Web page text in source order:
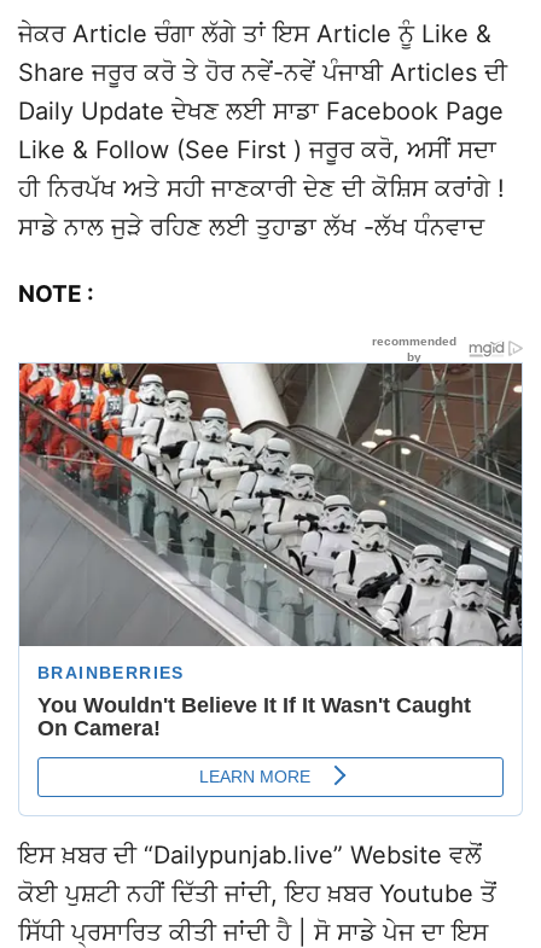
ਜੇਕਰ Article ਚੰਗਾ ਲੱਗੇ ਤਾਂ ਇਸ Article ਨੂੰ Like &
Share ਜਰੂਰ ਕਰੋ ਤੇ ਹੋਰ ਨਵੇਂ-ਨਵੇਂ ਪੰਜਾਬੀ Articles ਦੀ
Daily Update ਦੇਖਣ ਲਈ ਸਾਡਾ Facebook Page
Like & Follow (See First ) ਜਰੂਰ ਕਰੋ, ਅਸੀਂ ਸਦਾ
ਹੀ ਨਿਰਪੱਖ ਅਤੇ ਸਹੀ ਜਾਣਕਾਰੀ ਦੇਣ ਦੀ ਕੋਸ਼ਿਸ ਕਰਾਂਗੇ !
ਸਾਡੇ ਨਾਲ ਜੁੜੇ ਰਹਿਣ ਲਈ ਤੁਹਾਡਾ ਲੱਖ -ਲੱਖ ਧੰਨਵਾਦ
NOTE :
ਇਸ ਖ਼ਬਰ ਦੀ “Dailypunjab.live” Website ਵਲੋਂ
ਕੋਈ ਪੁਸ਼ਟੀ ਨਹੀਂ ਦਿੱਤੀ ਜਾਂਦੀ, ਇਹ ਖ਼ਬਰ Youtube ਤੋਂ
ਸਿੱਧੀ ਪ੍ਰਸਾਰਿਤ ਕੀਤੀ ਜਾਂਦੀ ਹੈ | ਸੋ ਸਾਡੇ ਪੇਜ ਦਾ ਇਸ